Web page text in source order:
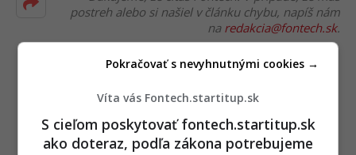
postreh alebo si našiel v článku chybu, napíš nám
na redakcia@fontech.sk.
Víta vás Fontech.startitup.sk
S cieľom poskytovať fontech.startitup.sk
ako doteraz, podľa zákona potrebujeme
Pokračovať s nevyhnutnými cookies →